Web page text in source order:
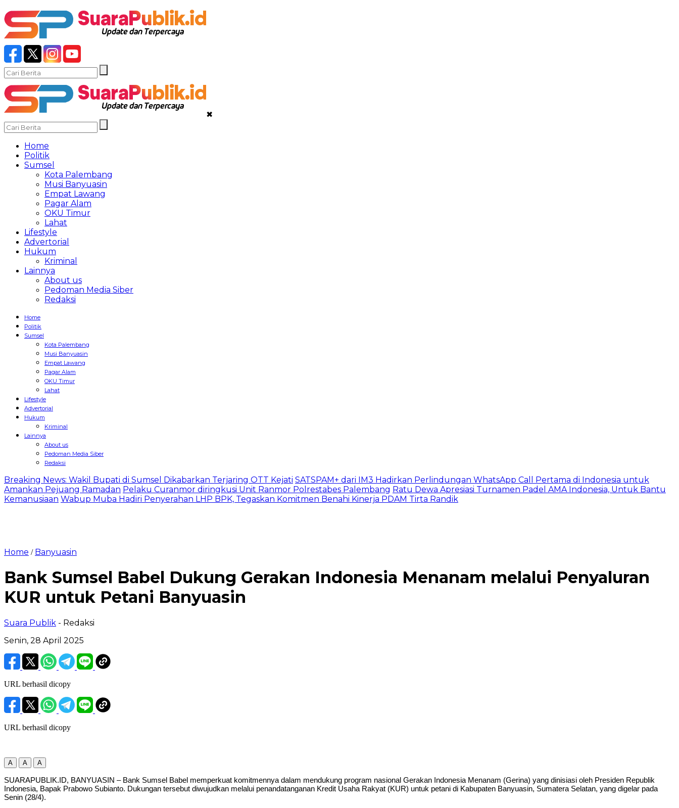
✖
Home
Politik
Sumsel
Kota Palembang
Musi Banyuasin
Empat Lawang
Pagar Alam
OKU Timur
Lahat
Lifestyle
Advertorial
Hukum
Kriminal
Lainnya
About us
Pedoman Media Siber
Redaksi
Home
Politik
Sumsel
Kota Palembang
Musi Banyuasin
Empat Lawang
Pagar Alam
OKU Timur
Lahat
Lifestyle
Advertorial
Hukum
Kriminal
Lainnya
About us
Pedoman Media Siber
Redaksi
Breaking News: Wakil Bupati di Sumsel Dikabarkan Terjaring OTT Kejati SATSPAM+ dari IM3 Hadirkan Perlindungan WhatsApp Call Pertama di Indonesia untuk
Amankan Pejuang Ramadan Pelaku Curanmor diringkusi Unit Ranmor Polrestabes Palembang Ratu Dewa Apresiasi Turnamen Padel AMA Indonesia, Untuk Bantu
Kemanusiaan Wabup Muba Hadiri Penyerahan LHP BPK, Tegaskan Komitmen Benahi Kinerja PDAM Tirta Randik
Home / Banyuasin
Bank Sumsel Babel Dukung Gerakan Indonesia Menanam melalui Penyaluran
KUR untuk Petani Banyuasin
Suara Publik - Redaksi
Senin, 28 April 2025
URL berhasil dicopy
URL berhasil dicopy
A A A
SUARAPUBLIK.ID, BANYUASIN – Bank Sumsel Babel memperkuat komitmennya dalam mendukung program nasional Gerakan Indonesia Menanam (Gerina) yang dinisiasi oleh Presiden Republik
Indonesia, Bapak Prabowo Subianto. Dukungan tersebut diwujudkan melalui penandatanganan Kredit Usaha Rakyat (KUR) untuk petani di Kabupaten Banyuasin, Sumatera Selatan, yang digelar pada
Senin (28/4).